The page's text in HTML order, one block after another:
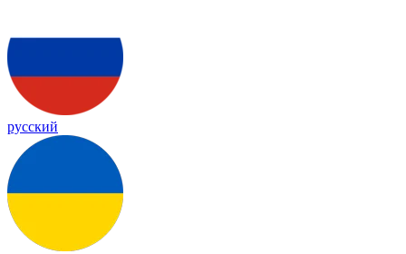
русский